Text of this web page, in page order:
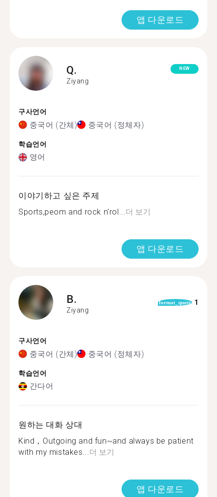
앱 다운로드
Q.
Ziyang
NEW
구사언어
중국어 (간체) 중국어 (정체자)
학습언어
영어
이야기하고 싶은 주제
Sports,peom and rock n'rol...더 보기
앱 다운로드
B.
Ziyang
format_quote 1
구사언어
중국어 (간체) 중국어 (정체자)
학습언어
간다어
원하는 대화 상대
Kind，Outgoing and fun~and always be patient
with my mistakes...더 보기
앱 다운로드